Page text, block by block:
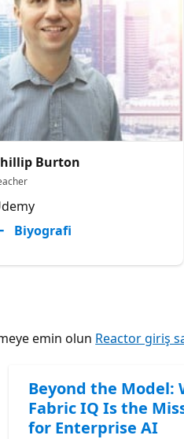
Burton
Biyografi
emin olun Reactor giriş
Beyond the Model:
Fabric IQ Is the
for Enterprise AI